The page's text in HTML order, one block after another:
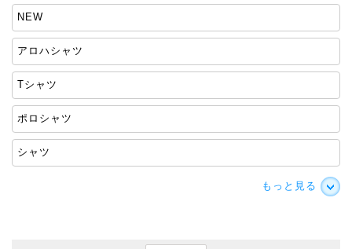
NEW
アロハシャツ
Tシャツ
ポロシャツ
シャツ
もっと見る